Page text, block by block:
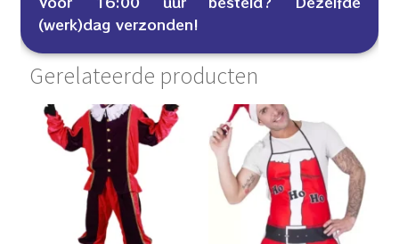
(werk)dag verzonden!
Gerelateerde producten